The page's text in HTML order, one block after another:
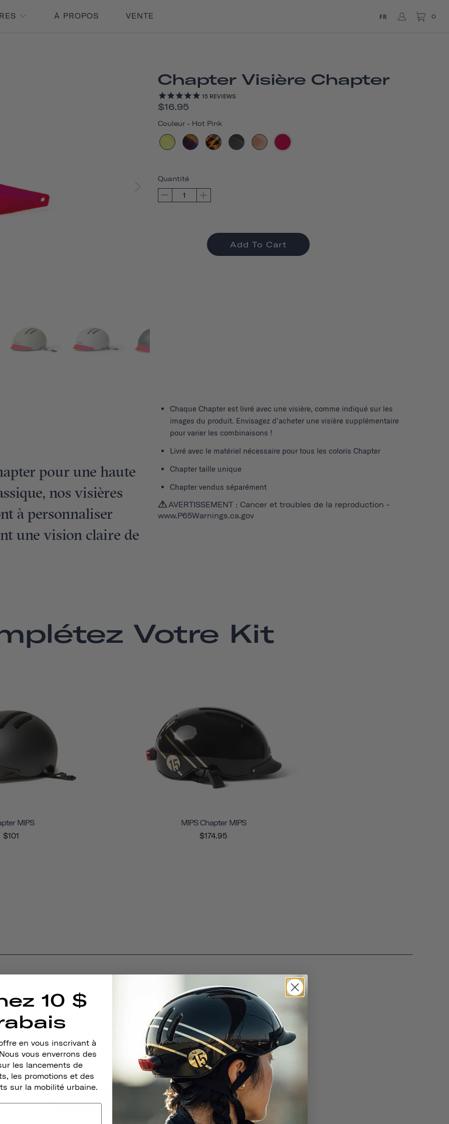
À PROPOS VENTE FR 0
Chapter Visière Chapter
15 REVIEWS
$16.95
Couleur - Hot Pink
Quantité
Add To Cart
pour une haute
nos visières
à personnaliser
une vision claire de
Chaque Chapter est livré avec une visière, comme indiqué sur les
images du produit. Envisagez d'acheter une visière supplémentaire
pour varier les combinaisons !
Livré avec le matériel nécessaire pour tous les coloris Chapter
Chapter taille unique
Chapter vendus séparément
AVERTISSEMENT : Cancer et troubles de la reproduction -
www.P65Warnings.ca.gov
Votre Kit
MIPS
$101
MIPS Chapter MIPS
$174.95
Avis Sur Les Produits
4.7
BASED ON 15 REVIEWS
0
0
0
1
Write A Review
10 $
en vous inscrivant à
vous enverrons des
les lancements de
les promotions et des
sur la mobilité urbaine.